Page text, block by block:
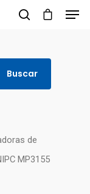
Buscar
de
MP3155